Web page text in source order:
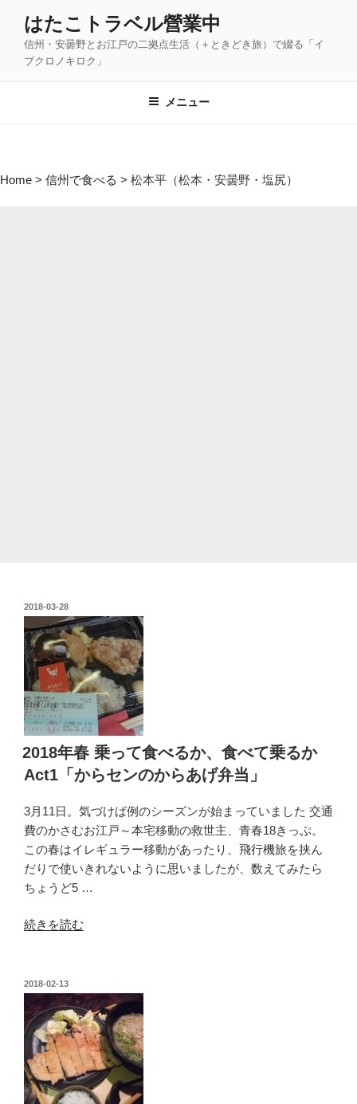
プ
はたこトラベル營業中
信州・安曇野とお江戸の二拠点生活（＋ときどき旅）で綴る「イ
ブクロノキロク」
メニュー
Home > 信州で食べる > 松本平（松本・安曇野・塩尻）
投
日:
2018-03-28
2018年春 乗って食べるか、食べて乗るか
Act1「からセンのからあげ弁当」
3月11日。気づけば例のシーズンが始まっていました 交通
費のかさむお江戸～本宅移動の救世主、青春18きっぷ。
この春はイレギュラー移動があったり、飛行機旅を挟ん
だりで使いきれないように思いましたが、数えてみたら
ちょうど5 …
“2018
乗
て
食
べ
る
か、
続きを読む
投
日:
2018-02-13